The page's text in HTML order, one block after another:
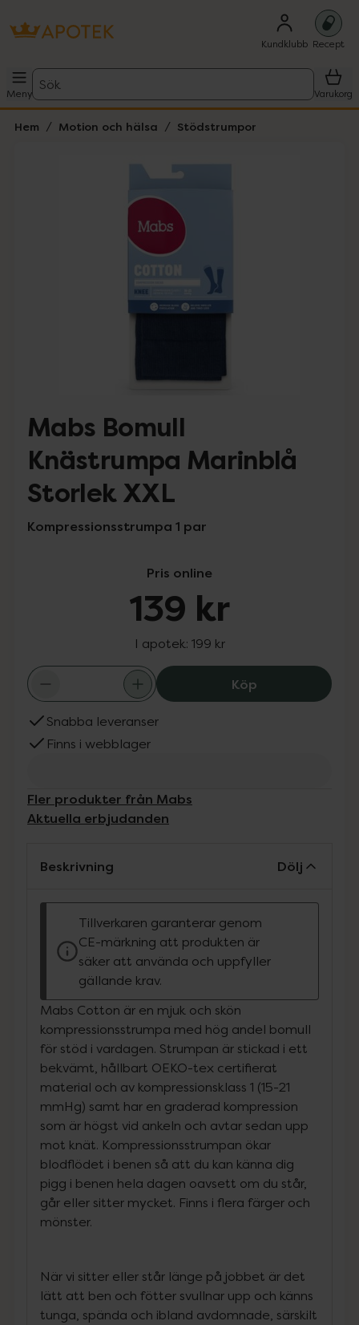
Kundklubb Recept
Meny
Sök
Varukorg
Hem Motion och hälsa Stödstrumpor
Lista: . Innehåller 2 objekt.
Mabs Bomull
Knästrumpa Marinblå
Storlek XXL
Kompressionsstrumpa 1 par
Pris online
139 kr
I apotek: 199 kr
KöpMabs Bomull
Snabba leveranser
Finns i webblager
Fler produkter från Mabs
Aktuella erbjudanden
Beskrivning Dölj
Tillverkaren garanterar genom
CE-märkning att produkten är
säker att använda och uppfyller
gällande krav.
Mabs Cotton är en mjuk och skön
kompressionsstrumpa med hög andel bomull
för stöd i vardagen. Strumpan är stickad i ett
bekvämt, hållbart OEKO-tex certifierat
material och av kompressionsklass 1 (15-21
mmHg) samt har en graderad kompression
som är högst vid ankeln och avtar sedan upp
mot knät. Kompressionsstrumpan ökar
blodflödet i benen så att du kan känna dig
pigg i benen hela dagen oavsett om du står,
går eller sitter mycket. Finns i flera färger och
mönster.
När vi sitter eller står länge på jobbet är det
lätt att ben och fötter svullnar upp och känns
tunga, spända och ibland avdomnade, särskilt